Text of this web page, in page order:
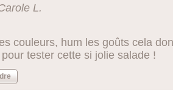
L.
couleurs, hum les goûts cela
tester cette si jolie salade !